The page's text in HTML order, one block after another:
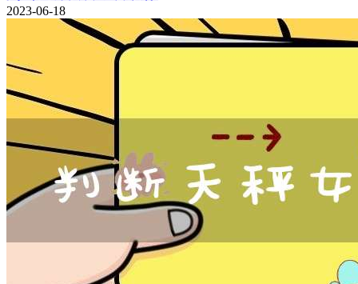
2023-06-18